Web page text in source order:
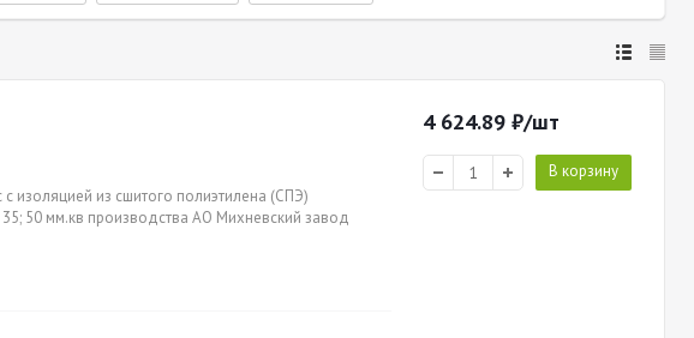
изоляцией из сшитого полиэтилена (СПЭ)
50 мм.кв производства АО Михневский завод
4 624.89 ₽/шт
В корзину